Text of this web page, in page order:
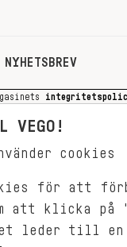
VEGO!
cookies
för att
att klicka
leder till en